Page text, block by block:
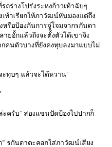
ถร่างโปร่งระหงก้าวเท้าฉับๆ
เท้าเรียกให้ภาวัฒน์หันมองแต่ถึง
หรือป้องกันการจู่โจมจากรกันดา
ยอั้กแล้วถึงจะตั้งตัวได้เขาจึง
คนตัวบางที่ยังคงทุบลงมาแบบไม่
ทุบๆ แล้วจะได้หวาน”
ะครับ” สองแขนปัดป้องไปปากก็
รกันดาตะคอกใส่ภาวัฒน์เสียง